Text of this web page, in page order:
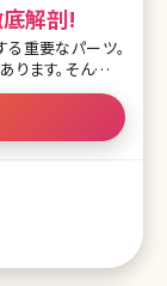
解剖!
重要なパーツ。
ます。そんな鼻
についてご説明
トは正面からの、
れは目の幅を基
れています。鼻
どこになると美
と鼻の角度、鼻
ています。 右